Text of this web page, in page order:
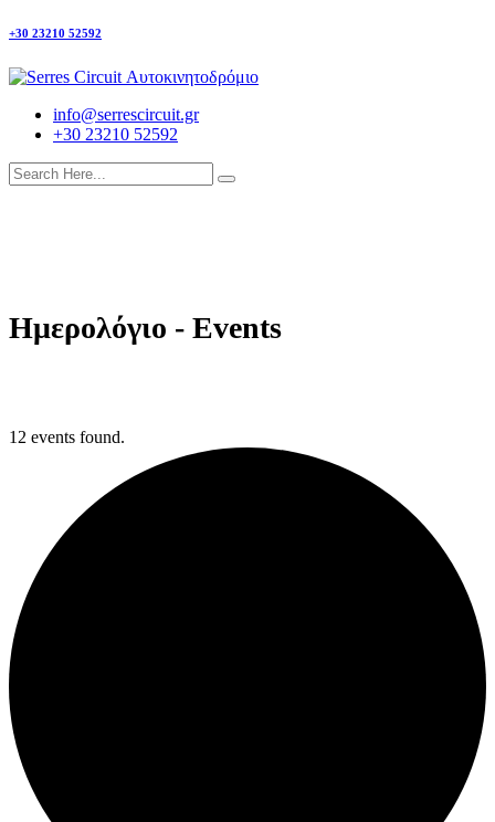
+30 23210 52592
info@serrescircuit.gr
+30 23210 52592
Ημερολόγιο - Events
12 events found.